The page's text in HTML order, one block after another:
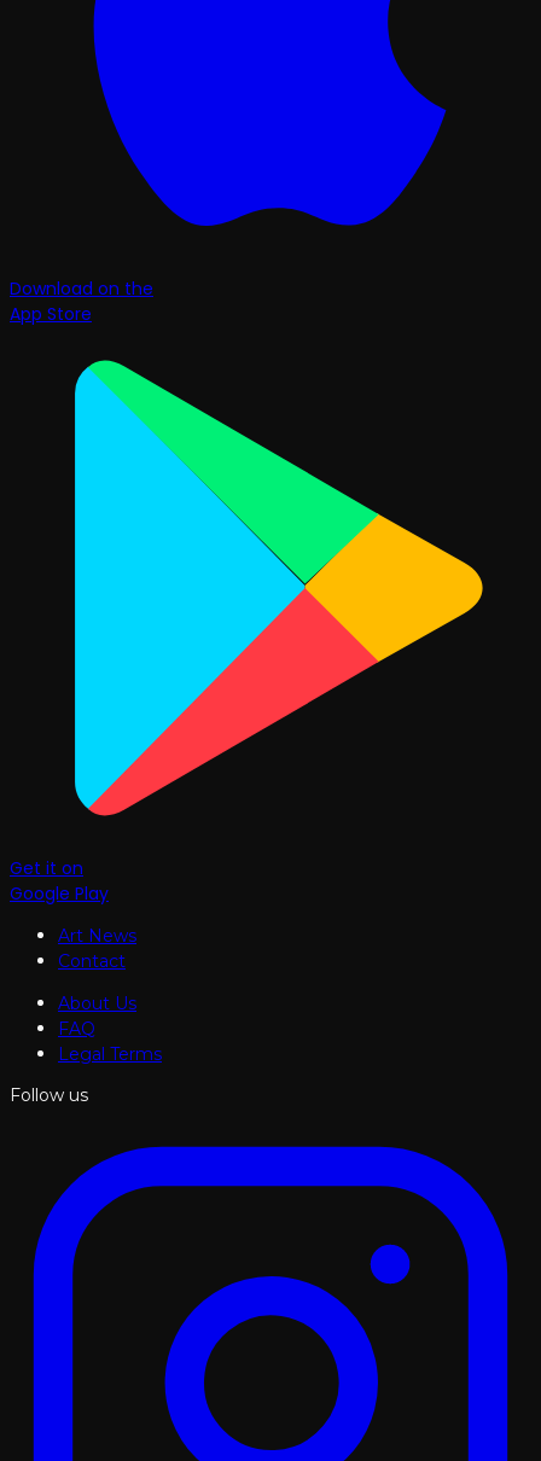
Download on the
App Store
Get it on
Google Play
Art News
Contact
About Us
FAQ
Legal Terms
Follow us